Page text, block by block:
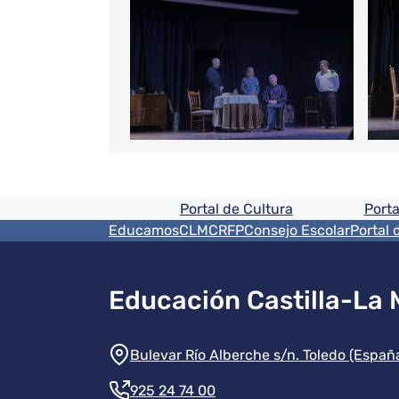
Pie de pagina
Portal de Cultura
Menú del pie
EducamosCLMCRFPConsejo EscolarPortal
Educación Castilla-La
Información de la
Bulevar Río Alberche s/n. Toledo
925 24 74 00